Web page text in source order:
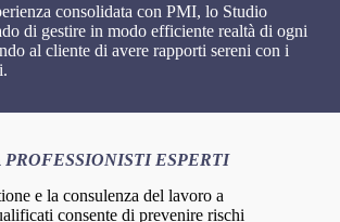
consolidata con PMI, lo Studio
di gestire in modo efficiente realtà di ogni
al cliente di avere rapporti sereni con i
ESPERTI
e la consulenza del lavoro a
consente di prevenire rischi